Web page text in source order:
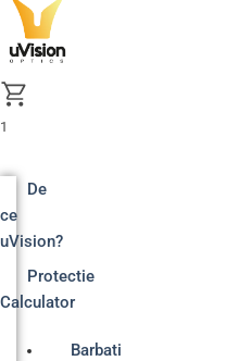
content
1
De
ce
uVision?
Protectie
Calculator
Barbati